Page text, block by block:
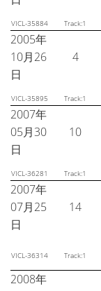
VICL-35884 Track:1
2005年
10月26
日
4
VICL-35895 Track:1
2007年
05月30
日
10
VICL-36281 Track:1
2007年
07月25
日
14
VICL-36314 Track:1
2008年